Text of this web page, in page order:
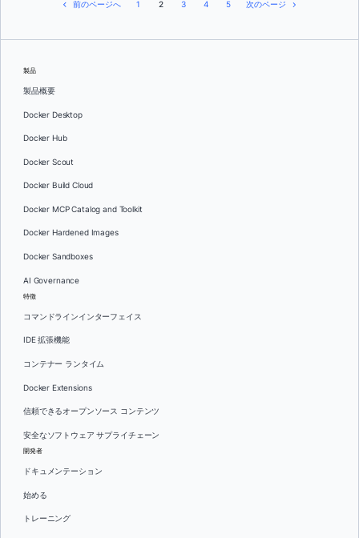
前のページへ 1 2 3 4 5 次のページ
製品
製品概要
Docker Desktop
Docker Hub
Docker Scout
Docker Build Cloud
Docker MCP Catalog and Toolkit
Docker Hardened Images
Docker Sandboxes
AI Governance
特徴
コマンドラインインターフェイス
IDE 拡張機能
コンテナー ランタイム
Docker Extensions
信頼できるオープンソース コンテンツ
安全なソフトウェア サプライチェーン
開発者
ドキュメンテーション
始める
トレーニング